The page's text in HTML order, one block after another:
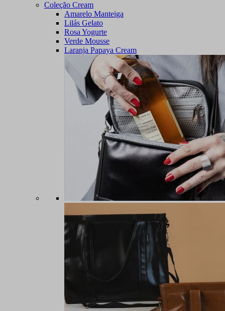
Coleção Cream
Amarelo Manteiga
Lilás Gelato
Rosa Yogurte
Verde Mousse
Laranja Papaya Cream